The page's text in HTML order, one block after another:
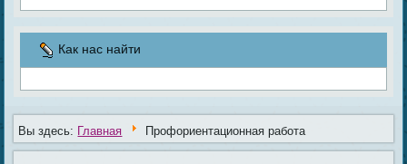
Как нас найти
Вы здесь: Главная Профориентационная работа